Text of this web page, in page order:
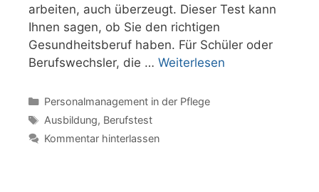
arbeiten, auch überzeugt. Dieser Test kann
Ihnen sagen, ob Sie den richtigen
Gesundheitsberuf haben. Für Schüler oder
Berufswechsler, die … Weiterlesen
Kategorien
Personalmanagement in der Pflege
Schlagwörter
Ausbildung, Berufstest
Kommentar hinterlassen